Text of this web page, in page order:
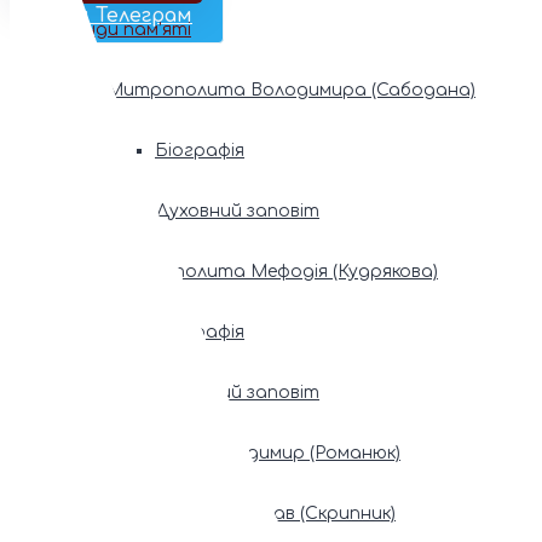
Наш Телеграм
Фонди пам’яті
Митрополита Володимира (Сабодана)
Біографія
Духовний заповіт
Митрополита Мефодія (Кудрякова)
Біографія
Духовний заповіт
Патріарх Володимир (Романюк)
Патріарх Мстислав (Скрипник)